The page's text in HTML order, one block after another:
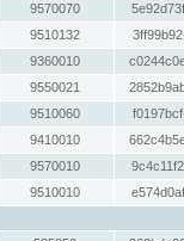
9570070
9510132
9360010
9550021
9510060
9410010
9570010
9510010